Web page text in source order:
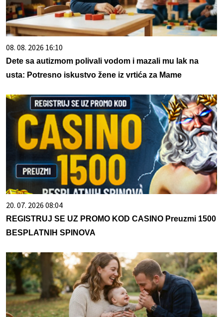
08. 08. 2026 16:10
Dete sa autizmom polivali vodom i mazali mu lak na
usta: Potresno iskustvo žene iz vrtića za Mame
20. 07. 2026 08:04
REGISTRUJ SE UZ PROMO KOD CASINO Preuzmi 1500
BESPLATNIH SPINOVA